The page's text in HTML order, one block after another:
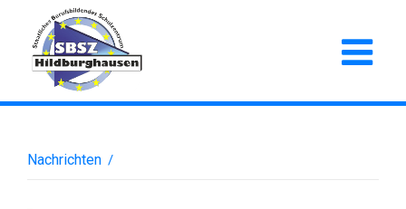
Nachrichten /